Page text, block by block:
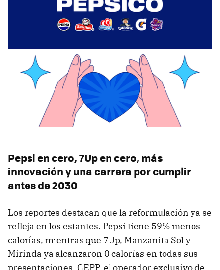
Pepsi en cero, 7Up en cero, más
innovación y una carrera por cumplir
antes de 2030
Los reportes destacan que la reformulación ya se
refleja en los estantes. Pepsi tiene 59% menos
calorías, mientras que 7Up, Manzanita Sol y
Mirinda ya alcanzaron 0 calorías en todas sus
presentaciones. GEPP, el operador exclusivo de